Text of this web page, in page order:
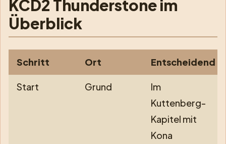
KCD2 Thunderstone im
Überblick
Schritt Ort Entscheidend
Start Grund
Im
Kuttenberg-
Kapitel mit
Kona